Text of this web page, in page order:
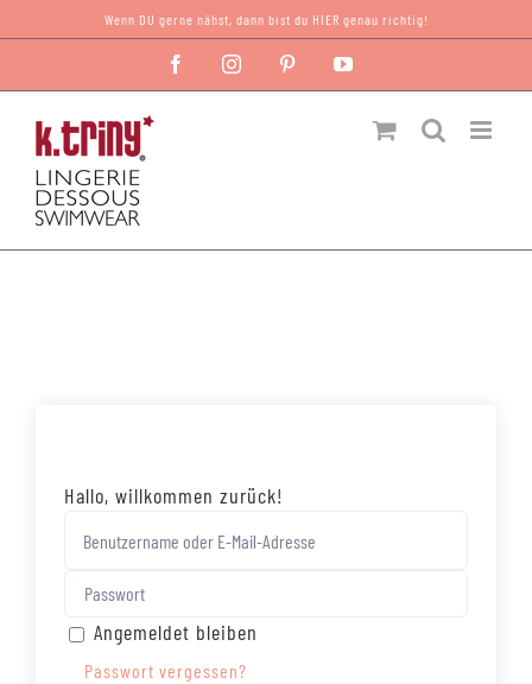
Inhalt
Wenn DU gerne nähst, dann bist du HIER genau richtig!
FacebookInstagramPinterest
Hallo, willkommen zurück!
Angemeldet bleiben
Passwort vergessen?